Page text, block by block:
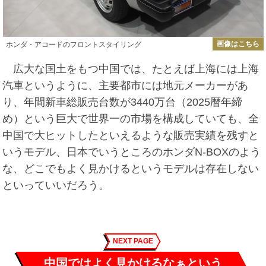
ホンダ・アコードのフロントスタイリング 画像はこちら
広大な国土をもつ中国では、たとえば上海には上海
汽車というように、主要都市には地元メーカーがあ
り、年間新車総販売台数が3440万台（2025暦年締
め）という巨大で世界一の市場を構成していても、全
中国で大ヒットしたといえるような販売実績を残すと
いうモデル、日本でいうところのホンダN-BOXのよう
な、どこでもよく見かけるというモデルは存在しない
といっていいだろう。
NEXT PAGE
中国ではよく見かけるなぁという